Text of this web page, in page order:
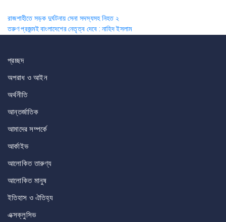
Post
navigation
রাজশাহীতে সড়ক দুর্ঘটনায় সেনা সদস্যসহ নিহত ২
তরুণ প্রজন্মই বাংলাদেশের নেতৃত্ব দেবে : নাহিদ ইসলাম
প্রচ্ছদ
অপরাধ ও আইন
অর্থনীতি
আন্তর্জাতিক
আমাদের সম্পর্কে
আর্কাইভ
আলোকিত তারুণ্য
আলোকিত মানুষ
ইতিহাস ও ঐতিহ্য
এক্সক্লুসিভ